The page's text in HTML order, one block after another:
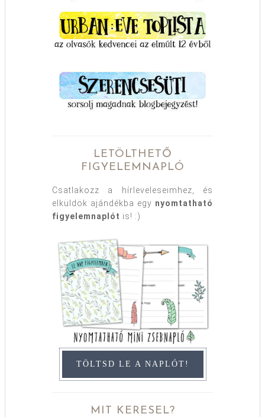
LETÖLTHETŐ
FIGYELEMNAPLÓ
Csatlakozz a hírleveleseimhez, és
elküldök ajándékba egy nyomtatható
figyelemnaplót is! :)
TÖLTSD LE A NAPLÓT!
MIT KERESEL?